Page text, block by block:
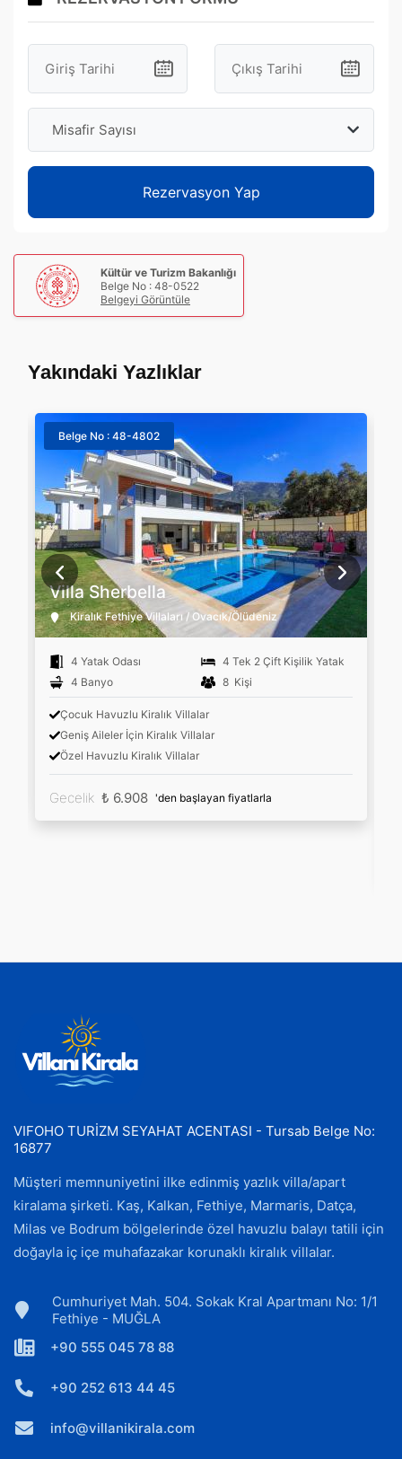
Misafir Sayısı
Rezervasyon Yap
Kültür ve Turizm Bakanlığı
Belge No : 48-0522
Belgeyi Görüntüle
Yakındaki Yazlıklar
Belge No : 48-4802
Villa Sherbella
Kiralık Fethiye Villaları / Ovacık/Ölüdeniz
4 Yatak Odası
4 Tek 2 Çift Kişilik Yatak
4 Banyo
8 Kişi
Çocuk Havuzlu Kiralık Villalar
Geniş Aileler İçin Kiralık Villalar
Özel Havuzlu Kiralık Villalar
Gecelik ₺ 6.908 'den başlayan fiyatlarla
VIFOHO TURİZM SEYAHAT ACENTASI - Tursab Belge No:
16877
Müşteri memnuniyetini ilke edinmiş yazlık villa/apart
kiralama şirketi. Kaş, Kalkan, Fethiye, Marmaris, Datça,
Milas ve Bodrum bölgelerinde özel havuzlu balayı tatili için
doğayla iç içe muhafazakar korunaklı kiralık villalar.
Cumhuriyet Mah. 504. Sokak Kral Apartmanı No: 1/1
Fethiye - MUĞLA
+90 555 045 78 88
+90 252 613 44 45
info@villanikirala.com